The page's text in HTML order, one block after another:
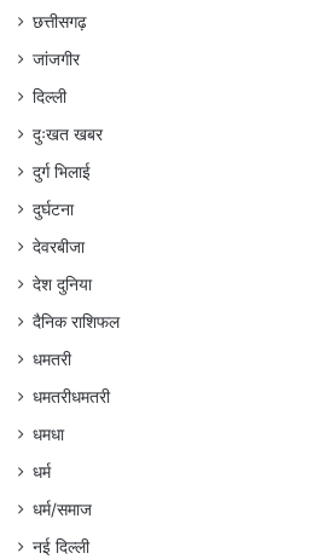
छत्तीसगढ़
जांजगीर
दिल्ली
दुःखत खबर
दुर्ग भिलाई
दुर्घटना
देवरबीजा
देश दुनिया
दैनिक राशिफल
धमतरी
धमतरीधमतरी
धमधा
धर्म
धर्म/समाज
नई दिल्ली